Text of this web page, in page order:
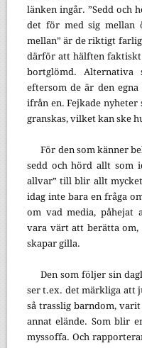
länken ingår. ”Sedd och
det för med sig mellan
mellan” är de riktigt
därför att hälften faktiskt
bortglömd. Alternativa
eftersom de är den egna
ifrån en. Fejkade nyheter
granskas, vilket kan ske
För den som känner
sedd och hörd allt som
allvar” till blir allt
idag inte bara en fråga
om vad media, påhejat
vara värt att berätta om,
skapar gilla.
Den som följer sin
ser t.ex. det märkliga att
så trasslig barndom,
annat elände. Som blir
myssoffa. Och